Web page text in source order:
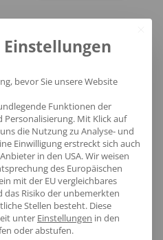
Einstellungen
bevor Sie unsere Website
Funktionen der
Personalisierung. Mit Klick auf
die Nutzung zu Analyse- und
Einwilligung erstreckt sich auch
in den USA. Wir weisen
des Europäischen
mit der EU vergleichbares
Risiko der unbemerkten
Stellen besteht. Diese
unter Einstellungen in den
oder abstufen.